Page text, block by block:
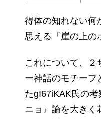
得体の知れない何
思える『崖の上の
これについて、２
ー神話のモチーフ
たgI67iKAK氏の
ニョ』論を大きく